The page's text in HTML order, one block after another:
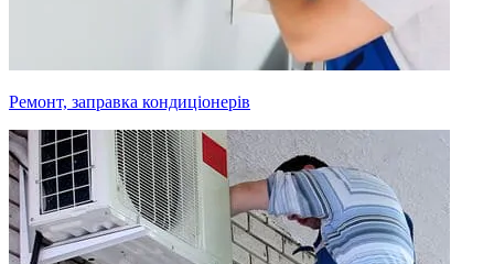
Ремонт, заправка кондиціонерів